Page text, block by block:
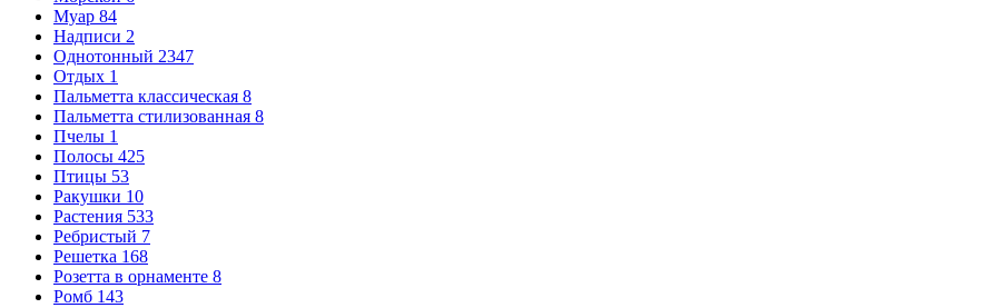
Муар 84
Надписи 2
Однотонный 2347
Отдых 1
Пальметта классическая 8
Пальметта стилизованная 8
Пчелы 1
Полосы 425
Птицы 53
Ракушки 10
Растения 533
Ребристый 7
Решетка 168
Розетта в орнаменте 8
Ромб 143